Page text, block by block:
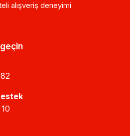
alışveriş deneyimi